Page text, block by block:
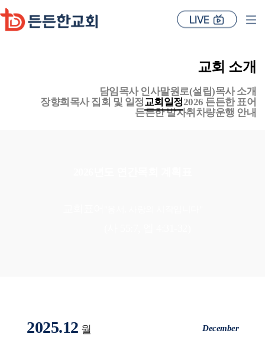
교회 소개
담임목사 인사말원로(설립)목사 소개
장향희목사 집회 및 일정교회일정2026 든든한 표어
든든한 발자취 차량운행 안내
2025.12 월 December